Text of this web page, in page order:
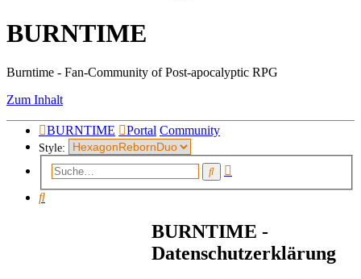
BURNTIME
Burntime - Fan-Community of Post-apocalyptic RPG
Zum Inhalt
BURNTIME Portal Community
Style:
Suche
Suche
BURNTIME -
Datenschutzerklärung